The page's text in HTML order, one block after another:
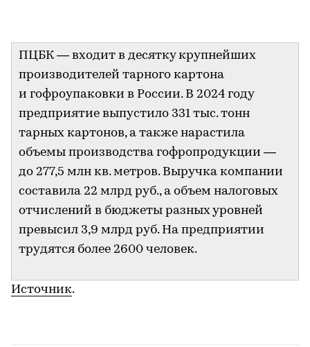
ПЦБК — входит в десятку крупнейших
производителей тарного картона
и гофроупаковки в России. В 2024 году
предприятие выпустило 331 тыс. тонн
тарных картонов, а также нарастила
объемы производства гофропродукции —
до 277,5 млн кв. метров. Выручка компании
составила 22 млрд руб., а объем налоговых
отчислений в бюджеты разных уровней
превысил 3,9 млрд руб. На предприятии
трудятся более 2600 человек.
Источник.